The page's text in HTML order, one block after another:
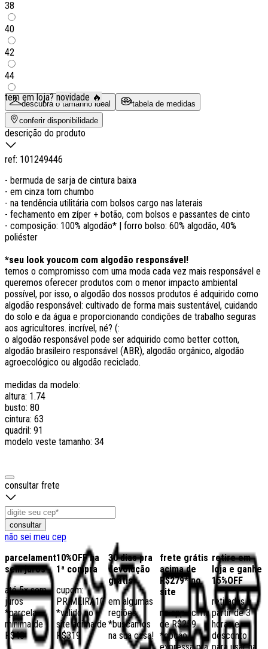
38
40
42
44
descubra o tamanho ideal tabela de medidas
tem em loja? novidade 🔥
conferir disponibilidade
descrição do produto
ref: 101249446
- bermuda de sarja de cintura baixa
- em cinza tom chumbo
- na tendência utilitária com bolsos cargo nas laterais
- fechamento em zíper + botão, com bolsos e passantes de cinto
- composição: 100% algodão* | forro bolso: 60% algodão, 40%
poliéster
*seu look youcom com algodão responsável!
temos o compromisso com uma moda cada vez mais responsável e
queremos oferecer produtos com o menor impacto ambiental
possível, por isso, o algodão dos nossos produtos é adquirido como
algodão responsável: cultivado de forma mais sustentável, cuidando
do solo e da água e proporcionando condições de trabalho seguras
aos agricultores. incrível, né? (:
o algodão responsável pode ser adquirido como better cotton,
algodão brasileiro responsável (ABR), algodão orgânico, algodão
agroecológico ou algodão reciclado.
medidas da modelo:
altura: 1.74
busto: 80
cintura: 63
quadril: 91
modelo veste tamanho: 34
consultar frete
consultar
não sei meu cep
parcelamento
sem juros
até 5x sem
juros
*parcela
mínima de
R$40
10%OFF na
1ª compra
cupom:
PRIMEIRA10
*válido no
site acima de
R$319
30 dias pra
devolução
grátis
em algumas
regiões,
*buscamos
na sua casa!
frete grátis
acima de
R$279* no
site
no app acima
de R$259
*opção
expressa pra
retire em
loja e ganhe
15%OFF
retiradas a
partir de 3
horas e
desconto
para usar na